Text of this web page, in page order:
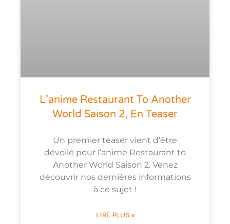
L’anime Restaurant To Another
World Saison 2, En Teaser
Un premier teaser vient d’être
dévoilé pour l’anime Restaurant to
Another World Saison 2. Venez
découvrir nos dernières informations
à ce sujet !
LIRE PLUS »